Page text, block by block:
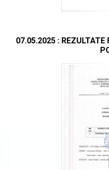
07.05.2025 : REZULTATE